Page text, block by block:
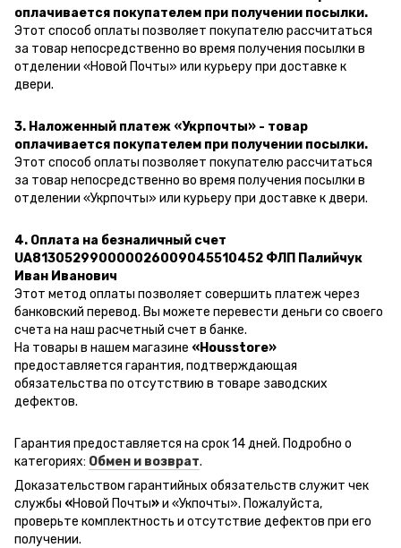
оплачивается покупателем при получении посылки.
Этот способ оплаты позволяет покупателю рассчитаться
за товар непосредственно во время получения посылки в
отделении «Новой Почты» или курьеру при доставке к
двери.
3. Наложенный платеж «Укрпочты» - товар
оплачивается покупателем при получении посылки.
Этот способ оплаты позволяет покупателю рассчитаться
за товар непосредственно во время получения посылки в
отделении «Укрпочты» или курьеру при доставке к двери.
4. Оплата на безналичный счет
UA813052990000026009045510452 ФЛП Палийчук
Иван Иванович
Этот метод оплаты позволяет совершить платеж через
банковский перевод. Вы можете перевести деньги со своего
счета на наш расчетный счет в банке.
На товары в нашем магазине «Housstore»
предоставляется гарантия, подтверждающая
обязательства по отсутствию в товаре заводских
дефектов.
Гарантия предоставляется на срок 14 дней. Подробно о
категориях: Обмен и возврат.
Доказательством гарантийных обязательств служит чек
службы «Новой Почты»и «Укпочты». Пожалуйста,
проверьте комплектность и отсутствие дефектов при его
получении.